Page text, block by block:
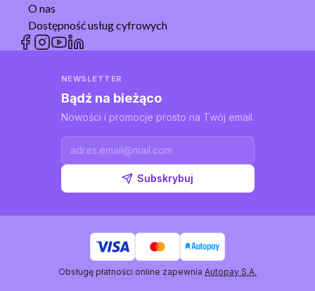
O nas
Dostępność usług cyfrowych
NEWSLETTER
Bądź na bieżąco
Nowości i promocje prosto na Twój email.
Subskrybuj
Obsługę płatności online zapewnia Autopay S.A.